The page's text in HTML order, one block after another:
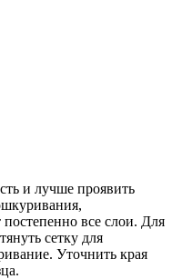
и лучше проявить
постепенно все слои. Для
сетку для
Уточнить края